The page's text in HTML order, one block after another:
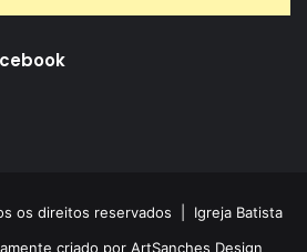
os direitos reservados | Igreja Batista
criado por ArtSanches Design